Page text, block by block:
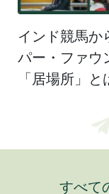
インド競馬か
パー・ファウ
「居場所」と
すべて